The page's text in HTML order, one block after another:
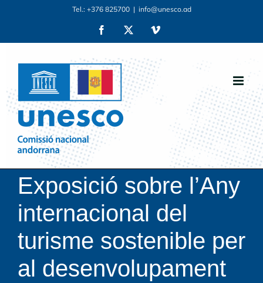
content
Tel.: +376 825700 | info@unesco.ad
Facebook Vimeo
Exposició sobre l’Any
internacional del
turisme sostenible per
al desenvolupament